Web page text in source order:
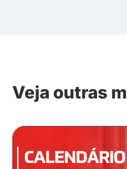
Veja outras